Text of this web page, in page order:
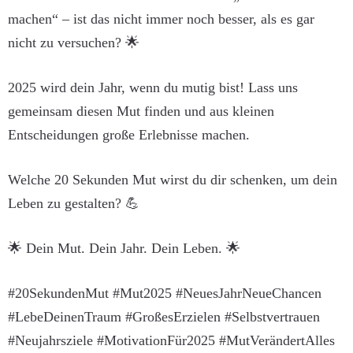
machen“ – ist das nicht immer noch besser, als es gar
nicht zu versuchen? 🌟
2025 wird dein Jahr, wenn du mutig bist! Lass uns
gemeinsam diesen Mut finden und aus kleinen
Entscheidungen große Erlebnisse machen.
Welche 20 Sekunden Mut wirst du dir schenken, um dein
Leben zu gestalten? 💪
🌟 Dein Mut. Dein Jahr. Dein Leben. 🌟
#20SekundenMut #Mut2025 #NeuesJahrNeueChancen
#LebeDeinenTraum #GroßesErzielen #Selbstvertrauen
#Neujahrsziele #MotivationFür2025 #MutVerändertAlles